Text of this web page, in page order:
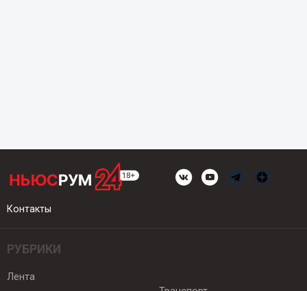
Контакты
РУБРИКИ
Лента